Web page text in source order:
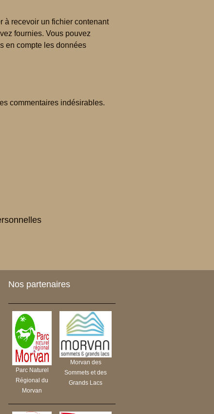
à recevoir un fichier contenant
fournies. Vous pouvez
en compte les données
commentaires indésirables.
Nos partenaires
Parc Naturel
Régional du
Morvan
Morvan des
Sommets et des
Grands Lacs